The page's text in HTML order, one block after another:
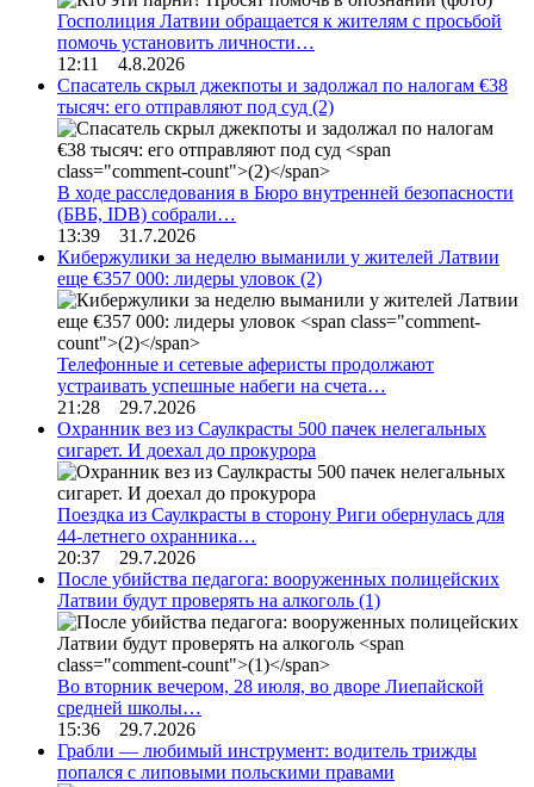
Госполиция Латвии обращается к жителям с просьбой
помочь установить личности…
12:11 4.8.2026
Спасатель скрыл джекпоты и задолжал по налогам €38
тысяч: его отправляют под суд (2)
В ходе расследования в Бюро внутренней безопасности
(БВБ, IDB) собрали…
13:39 31.7.2026
Кибержулики за неделю выманили у жителей Латвии
еще €357 000: лидеры уловок (2)
Телефонные и сетевые аферисты продолжают
устраивать успешные набеги на счета…
21:28 29.7.2026
Охранник вез из Саулкрасты 500 пачек нелегальных
сигарет. И доехал до прокурора
Поездка из Саулкрасты в сторону Риги обернулась для
44-летнего охранника…
20:37 29.7.2026
После убийства педагога: вооруженных полицейских
Латвии будут проверять на алкоголь (1)
Во вторник вечером, 28 июля, во дворе Лиепайской
средней школы…
15:36 29.7.2026
Грабли — любимый инструмент: водитель трижды
попался с липовыми польскими правами